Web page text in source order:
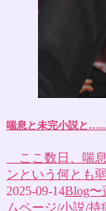
喘息と未完小説と
ここ数日、喘
ンという何と
2025-09-14Blog〜
ムページ/小説/持